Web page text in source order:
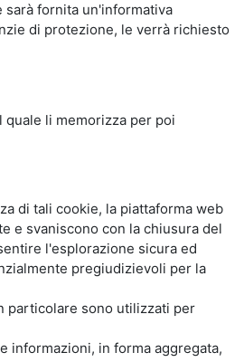
sarà fornita un'informativa
di protezione, le verrà richiesto
li memorizza per poi
di tali cookie, la piattaforma web
e svaniscono con la chiusura del
l'esplorazione sicura ed
pregiudizievoli per la
particolare sono utilizzati per
informazioni, in forma aggregata,